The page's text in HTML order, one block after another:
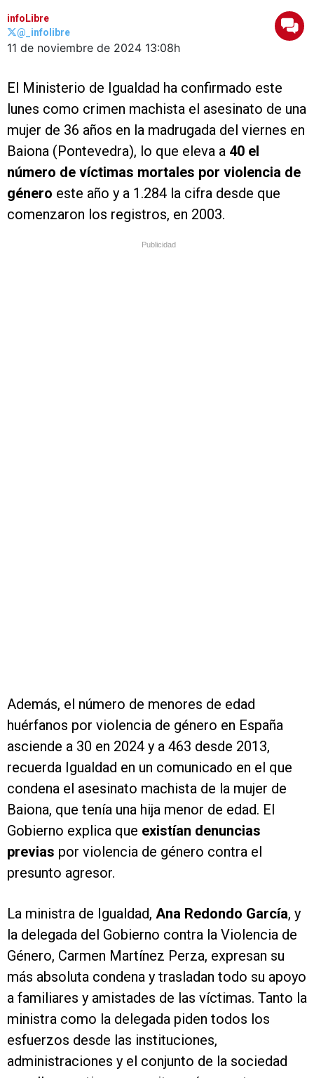
infoLibre
@_infolibre
11 de noviembre de 2024 13:08h
El Ministerio de Igualdad ha confirmado este
lunes como crimen machista el asesinato de una
mujer de 36 años en la madrugada del viernes en
Baiona (Pontevedra), lo que eleva a 40 el
número de víctimas mortales por violencia de
género este año y a 1.284 la cifra desde que
comenzaron los registros, en 2003.
Publicidad
Además, el número de menores de edad
huérfanos por violencia de género en España
asciende a 30 en 2024 y a 463 desde 2013,
recuerda Igualdad en un comunicado en el que
condena el asesinato machista de la mujer de
Baiona, que tenía una hija menor de edad. El
Gobierno explica que existían denuncias
previas por violencia de género contra el
presunto agresor.
La ministra de Igualdad, Ana Redondo García, y
la delegada del Gobierno contra la Violencia de
Género, Carmen Martínez Perza, expresan su
más absoluta condena y trasladan todo su apoyo
a familiares y amistades de las víctimas. Tanto la
ministra como la delegada piden todos los
esfuerzos desde las instituciones,
administraciones y el conjunto de la sociedad